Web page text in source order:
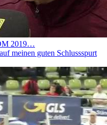
2019…
meinen guten Schlussspurt